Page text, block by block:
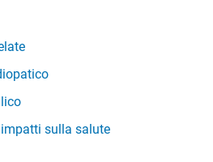
sulla salute